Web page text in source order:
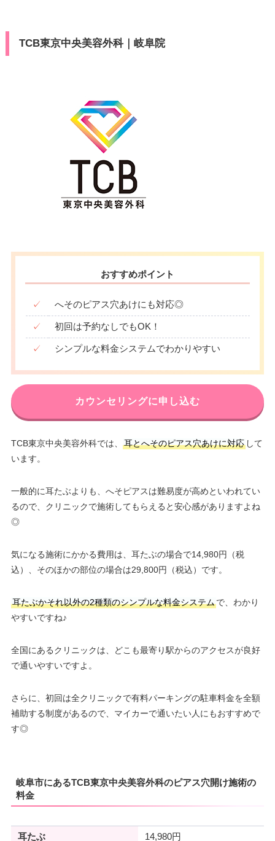
TCB東京中央美容外科｜岐阜院
おすすめポイント
✓ へそのピアス穴あけにも対応◎
✓ 初回は予約なしでもOK！
✓ シンプルな料金システムでわかりやすい
カウンセリングに申し込む
TCB東京中央美容外科では、 耳とへそのピアス穴あけに対応して
います。
一般的に耳たぶよりも、へそピアスは難易度が高めといわれてい
るので、クリニックで施術してもらえると安心感がありますよね
◎
気になる施術にかかる費用は、耳たぶの場合で14,980円（税
込）、そのほかの部位の場合は29,800円（税込）です。
耳たぶかそれ以外の2種類のシンプルな料金システムで、わかり
やすいですね♪
全国にあるクリニックは、どこも最寄り駅からのアクセスが良好
で通いやすいですよ。
さらに、初回は全クリニックで有料パーキングの駐車料金を全額
補助する制度があるので、マイカーで通いたい人にもおすすめで
す◎
岐阜市にあるTCB東京中央美容外科のピアス穴開け施術の
料金
耳たぶ 14,980円